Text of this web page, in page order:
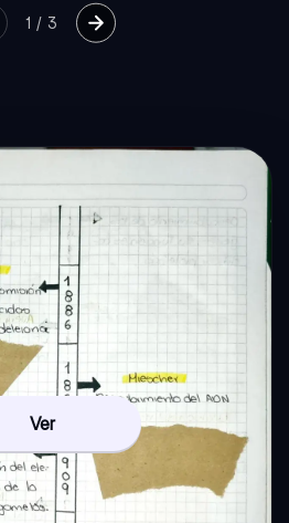
1 / 3
Ver